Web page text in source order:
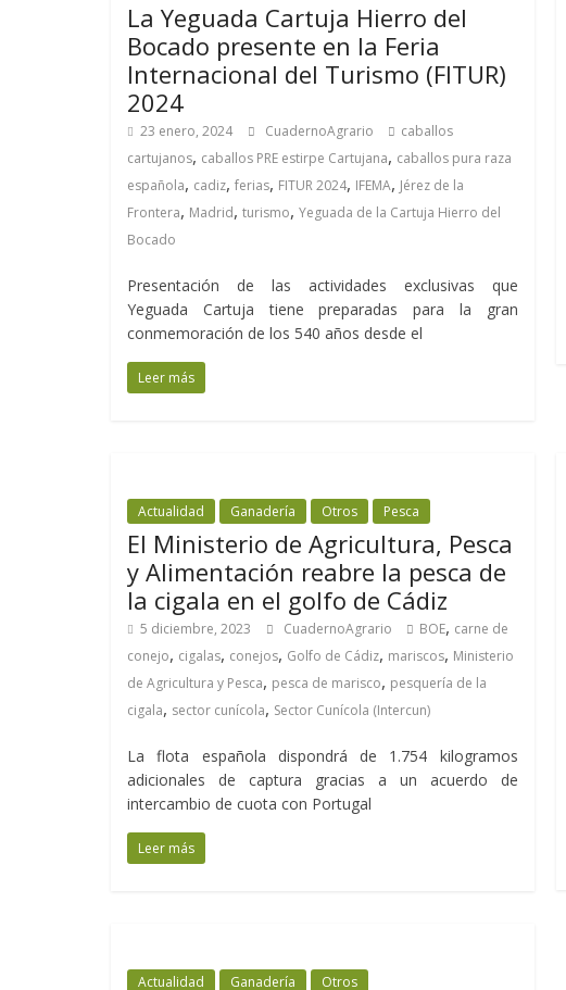
La Yeguada Cartuja Hierro del
Bocado presente en la Feria
Internacional del Turismo (FITUR)
2024
23 enero, 2024 CuadernoAgrario
caballos
cartujanos, caballos PRE estirpe Cartujana, caballos pura raza
española, cadiz, ferias, FITUR 2024, IFEMA, Jérez de la
Frontera, Madrid, turismo, Yeguada de la Cartuja Hierro del
Bocado
Presentación de las actividades exclusivas que
Yeguada Cartuja tiene preparadas para la gran
conmemoración de los 540 años desde el
Leer más
Actualidad Ganadería Otros Pesca
El Ministerio de Agricultura, Pesca
y Alimentación reabre la pesca de
la cigala en el golfo de Cádiz
5 diciembre, 2023 CuadernoAgrario BOE, carne de
conejo, cigalas, conejos, Golfo de Cádiz, mariscos, Ministerio
de Agricultura y Pesca, pesca de marisco, pesquería de la
cigala, sector cunícola, Sector Cunícola (Intercun)
La flota española dispondrá de 1.754 kilogramos
adicionales de captura gracias a un acuerdo de
intercambio de cuota con Portugal
Leer más
Actualidad Ganadería Otros